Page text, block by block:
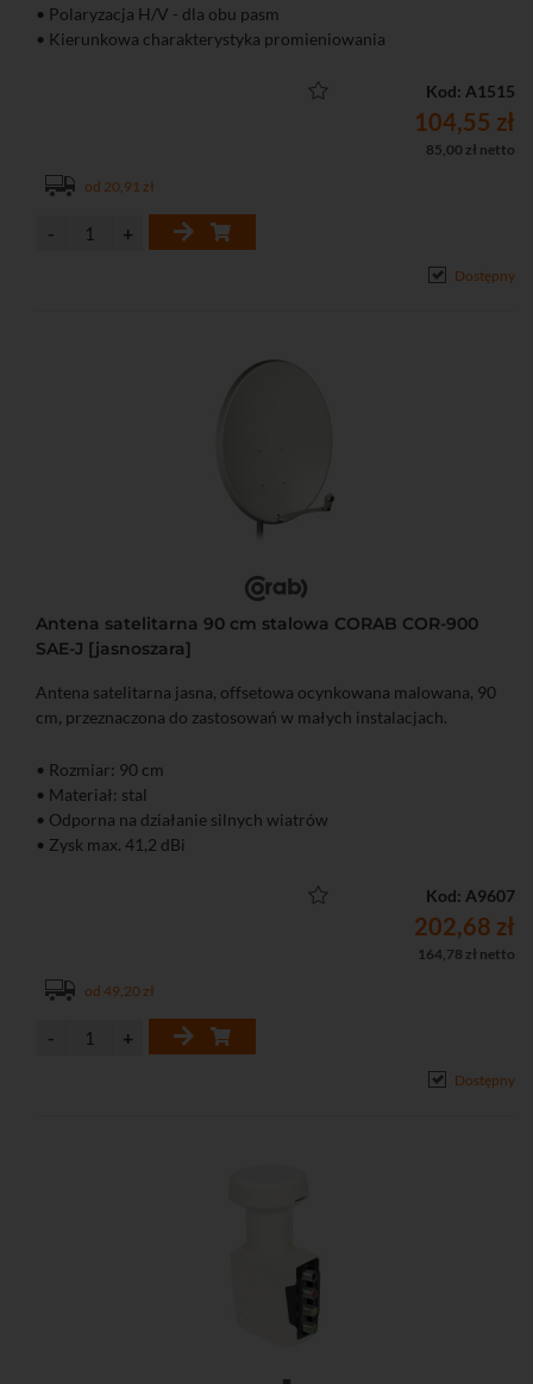
• Polaryzacja H/V - dla obu pasm
• Kierunkowa charakterystyka promieniowania
Kod: A1515
104,55 zł
85,00 zł netto
od 20,91 zł
Dostępny
Antena satelitarna 90 cm stalowa CORAB COR-900
SAE-J [jasnoszara]
Antena satelitarna jasna, offsetowa ocynkowana malowana, 90
cm, przeznaczona do zastosowań w małych instalacjach.
• Rozmiar: 90 cm
• Materiał: stal
• Odporna na działanie silnych wiatrów
• Zysk max. 41,2 dBi
Kod: A9607
202,68 zł
164,78 zł netto
od 49,20 zł
Dostępny